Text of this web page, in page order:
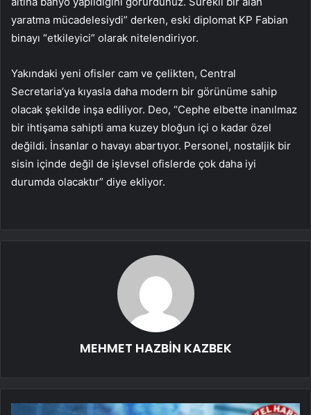
yaratma mücadelesiydi” derken, eski diplomat KP Fabian
binayı “etkileyici” olarak nitelendiriyor.
Yakındaki yeni ofisler cam ve çelikten, Central
Secretaria’ya kıyasla daha modern bir görünüme sahip
olacak şekilde inşa ediliyor. Deo, “Cephe elbette inanılmaz
bir ihtişama sahipti ama kuzey bloğun içi o kadar özel
değildi. İnsanlar o havayı abartıyor. Personel, nostaljik bir
sisin içinde değil de işlevsel ofislerde çok daha iyi
durumda olacaktır” diye ekliyor.
MEHMET HAZBİN KAZBEK